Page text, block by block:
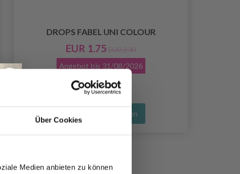
Über Cookies
Medien anbieten zu können
DROPS FABEL UNI COLOUR
EUR 1.75 EUR 2.30
Angebot bis 31/08/2026
Alle Optionen ansehen